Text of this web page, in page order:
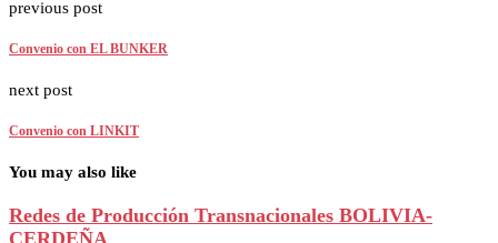
previous post
Convenio con EL BUNKER
next post
Convenio con LINKIT
You may also like
Redes de Producción Transnacionales BOLIVIA-
CERDEÑA